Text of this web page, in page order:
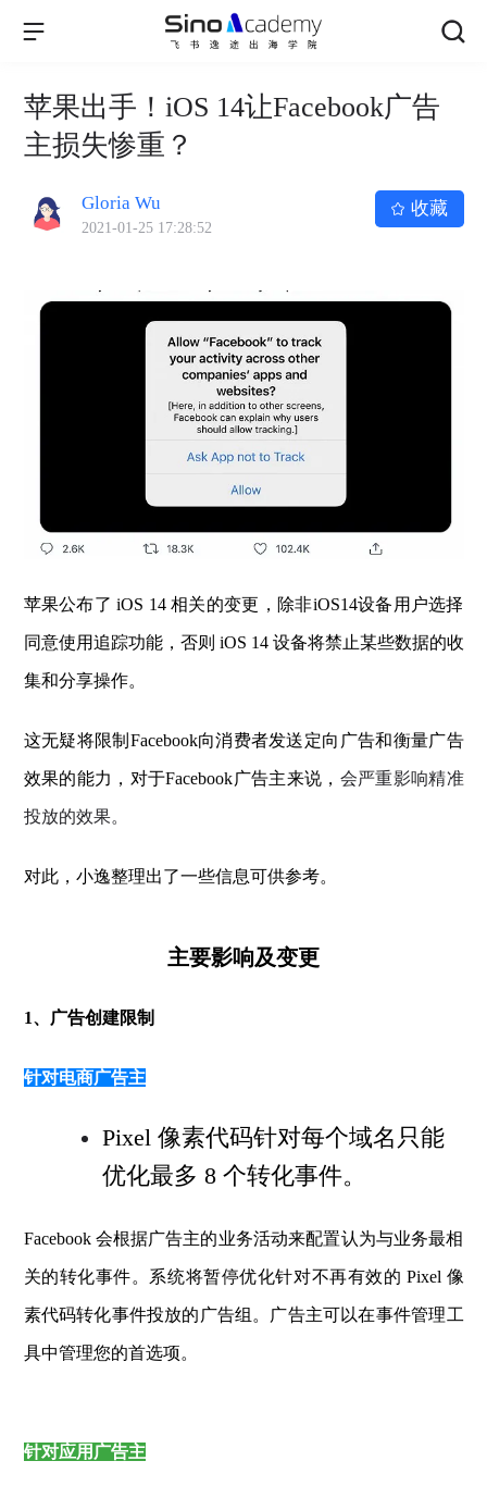
苹果出手！iOS 14让Facebook广告
主损失惨重？
Gloria Wu
2021-01-25 17:28:52
收藏
苹果公布了 iOS 14 相关的变更，除非iOS14设备用户选择
同意使用追踪功能，否则 iOS 14 设备将禁止某些数据的收
集和分享操作。
这无疑将限制Facebook向消费者发送定向广告和衡量广告
效果的能力， 对于Facebook广告主来说， 会严重影响精准
投放的效果。
对此，小逸整理出了一些信息可供参考。
主要影响及变更
1、广告创建限制
针对电商广告主
Pixel 像素代码针对每个域名只能
优化最多 8 个转化事件。
Facebook 会根据广告主的业务活动来配置认为与业务最相
关的转化事件。系统将暂停优化针对不再有效的 Pixel 像
素代码转化事件投放的广告组。广告主可以在事件管理工
具中管理您的首选项。
针对应用广告主